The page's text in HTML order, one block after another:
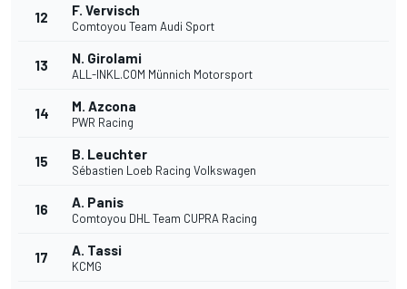
12 F. Vervisch
Comtoyou Team Audi Sport
13 N. Girolami
ALL-INKL.COM Münnich Motorsport
14 M. Azcona
PWR Racing
15 B. Leuchter
Sébastien Loeb Racing Volkswagen
16 A. Panis
Comtoyou DHL Team CUPRA Racing
17 A. Tassi
KCMG